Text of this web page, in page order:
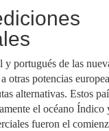
portugués de las
otras potencias
alternativas. Estos
el océano Índico
fueron el